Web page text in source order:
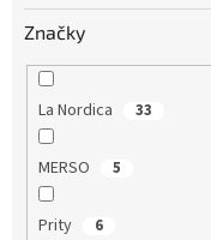
Značky
La Nordica 33
MERSO 5
Prity 6